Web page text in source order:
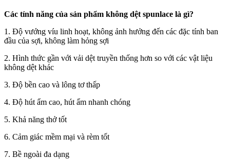
Các tính năng của sản phẩm không dệt spunlace là gì?
1. Độ vướng víu linh hoạt, không ảnh hưởng đến các đặc tính ban
đầu của sợi, không làm hỏng sợi
2. Hình thức gần với vải dệt truyền thống hơn so với các vật liệu
không dệt khác
3. Độ bền cao và lông tơ thấp
4. Độ hút ẩm cao, hút ẩm nhanh chóng
5. Khả năng thở tốt
6. Cảm giác mềm mại và rèm tốt
7. Bề ngoài đa dạng